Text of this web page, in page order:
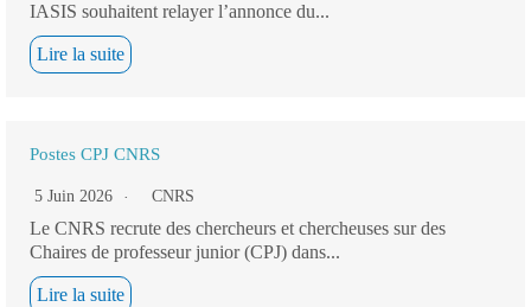
IASIS souhaitent relayer l’annonce du...
Lire la suite
Postes CPJ CNRS
5 Juin 2026 CNRS
Le CNRS recrute des chercheurs et chercheuses sur des
Chaires de professeur junior (CPJ) dans...
Lire la suite